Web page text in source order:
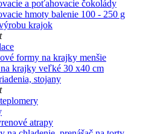
a poťahovacie čokolády
hmoty balenie 100 - 250 g
krajok
formy na krajky menšie
krajky veľké 30 x40 cm
stojany
atrapy